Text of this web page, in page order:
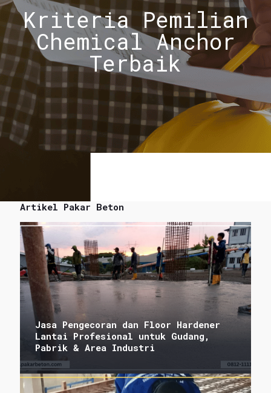
Kriteria Pemilian
Chemical Anchor
Terbaik
Artikel Pakar Beton
Jasa Pengecoran dan Floor Hardener
Lantai Profesional untuk Gudang,
Pabrik & Area Industri